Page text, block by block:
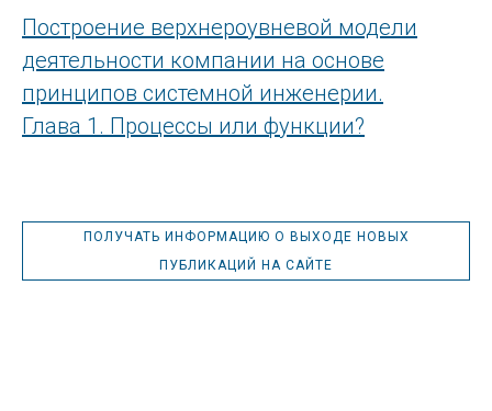
Построение верхнероувневой модели
деятельности компании на основе
принципов системной инженерии.
Глава 1. Процессы или функции?